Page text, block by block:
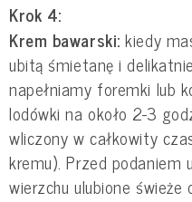
Krok 4:
Krem bawarski: kiedy
ubitą śmietanę i
napełniamy foremki lub
lodówki na około 2-3
wliczony w całkowity
kremu). Przed podaniem
wierzchu ulubione świeże